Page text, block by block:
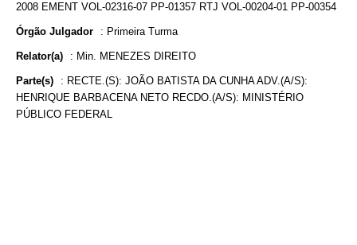
2008 EMENT VOL-02316-07 PP-01357 RTJ VOL-00204-01 PP-00354
Órgão Julgador : Primeira Turma
Relator(a) : Min. MENEZES DIREITO
Parte(s) : RECTE.(S): JOÃO BATISTA DA CUNHA ADV.(A/S):
HENRIQUE BARBACENA NETO RECDO.(A/S): MINISTÉRIO
PÚBLICO FEDERAL